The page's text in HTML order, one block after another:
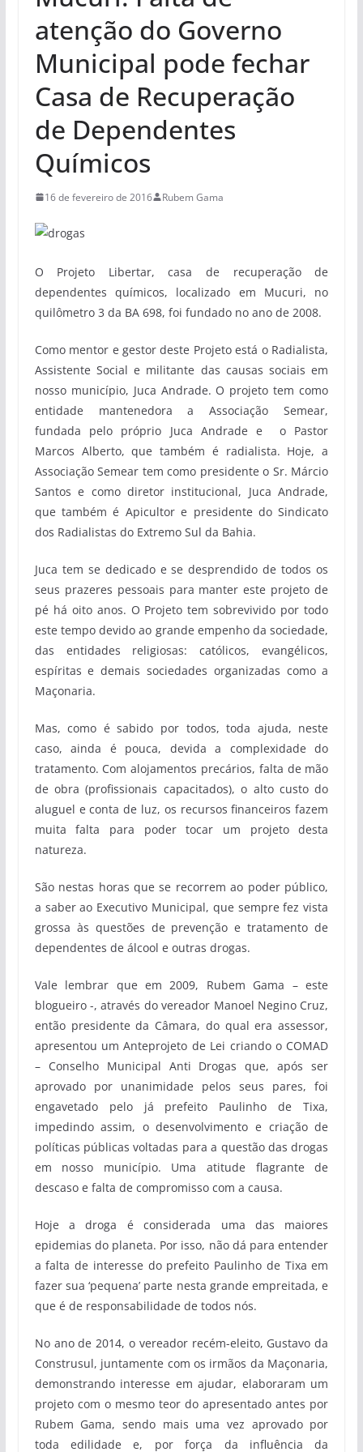
atenção do Governo
Municipal pode fechar
Casa de Recuperação
de Dependentes
Químicos
16 de fevereiro de 2016 Rubem Gama
O Projeto Libertar, casa de recuperação de
dependentes químicos, localizado em Mucuri, no
quilômetro 3 da BA 698, foi fundado no ano de 2008.
Como mentor e gestor deste Projeto está o Radialista,
Assistente Social e militante das causas sociais em
nosso município, Juca Andrade. O projeto tem como
entidade mantenedora a Associação Semear,
fundada pelo próprio Juca Andrade e o Pastor
Marcos Alberto, que também é radialista. Hoje, a
Associação Semear tem como presidente o Sr. Márcio
Santos e como diretor institucional, Juca Andrade,
que também é Apicultor e presidente do Sindicato
dos Radialistas do Extremo Sul da Bahia.
Juca tem se dedicado e se desprendido de todos os
seus prazeres pessoais para manter este projeto de
pé há oito anos. O Projeto tem sobrevivido por todo
este tempo devido ao grande empenho da sociedade,
das entidades religiosas: católicos, evangélicos,
espíritas e demais sociedades organizadas como a
Maçonaria.
Mas, como é sabido por todos, toda ajuda, neste
caso, ainda é pouca, devida a complexidade do
tratamento. Com alojamentos precários, falta de mão
de obra (profissionais capacitados), o alto custo do
aluguel e conta de luz, os recursos financeiros fazem
muita falta para poder tocar um projeto desta
natureza.
São nestas horas que se recorrem ao poder público,
a saber ao Executivo Municipal, que sempre fez vista
grossa às questões de prevenção e tratamento de
dependentes de álcool e outras drogas.
Vale lembrar que em 2009, Rubem Gama – este
blogueiro -, através do vereador Manoel Negino Cruz,
então presidente da Câmara, do qual era assessor,
apresentou um Anteprojeto de Lei criando o COMAD
– Conselho Municipal Anti Drogas que, após ser
aprovado por unanimidade pelos seus pares, foi
engavetado pelo já prefeito Paulinho de Tixa,
impedindo assim, o desenvolvimento e criação de
políticas públicas voltadas para a questão das drogas
em nosso município. Uma atitude flagrante de
descaso e falta de compromisso com a causa.
Hoje a droga é considerada uma das maiores
epidemias do planeta. Por isso, não dá para entender
a falta de interesse do prefeito Paulinho de Tixa em
fazer sua ‘pequena’ parte nesta grande empreitada, e
que é de responsabilidade de todos nós.
No ano de 2014, o vereador recém-eleito, Gustavo da
Construsul, juntamente com os irmãos da Maçonaria,
demonstrando interesse em ajudar, elaboraram um
projeto com o mesmo teor do apresentado antes por
Rubem Gama, sendo mais uma vez aprovado por
toda edilidade e, por força da influência da